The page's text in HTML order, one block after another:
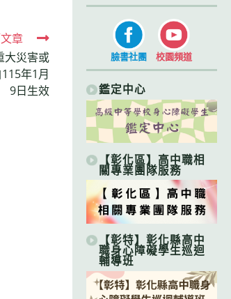
章
大災害或
年1月
9日生效
臉書社團 校園頻道
鑑定中心
【彰化區】高中職相
關專業團隊服務
【彰特】彰化縣高中
職身心障礙學生巡迴
輔導班